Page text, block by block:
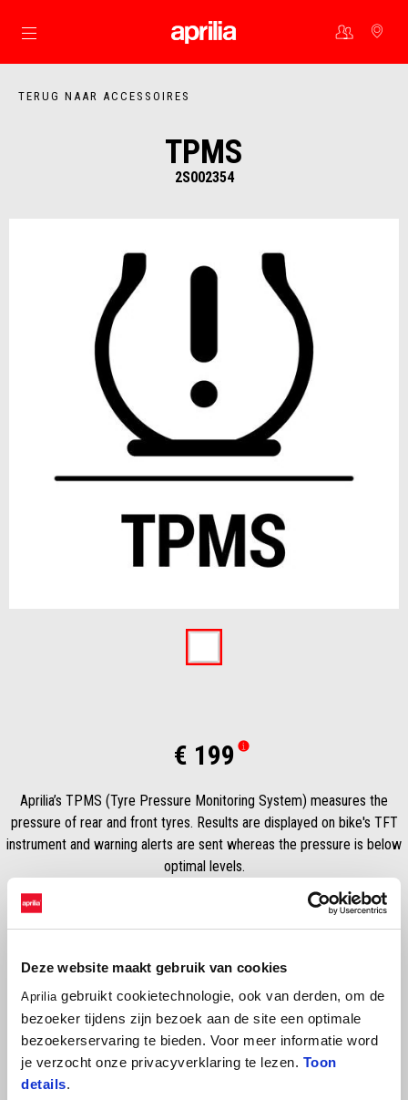
Deze website maakt gebruik van cookies
Aprilia gebruikt cookietechnologie, ook van derden, om de
bezoeker tijdens zijn bezoek aan de site een optimale
bezoekerservaring te bieden. Voor meer informatie word
je verzocht onze privacyverklaring te lezen. Toon
details.
Ga naar de hoofdcontent
TERUG NAAR ACCESSOIRES
TPMS
2S002354
€ 199
Aprilia’s TPMS (Tyre Pressure Monitoring System) measures the
pressure of rear and front tyres. Results are displayed on bike's TFT
instrument and warning alerts are sent whereas the pressure is below
optimal levels.